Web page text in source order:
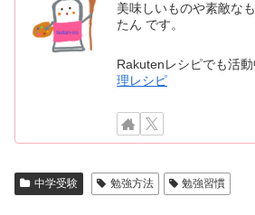
美味しいものや素敵な
たん です。
Rakutenレシピでも活
理レシピ
中学受験 勉強方法 勉強習慣